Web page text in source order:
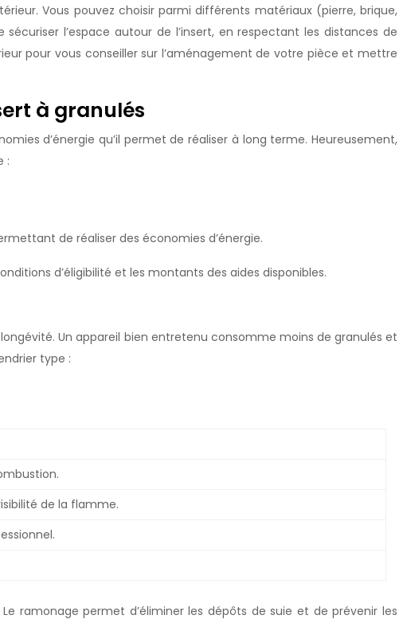
Vous pouvez choisir parmi différents matériaux (pierre, brique,
l’espace autour de l’insert, en respectant les distances de
pour vous conseiller sur l’aménagement de votre pièce et mettre
à granulés
d’énergie qu’il permet de réaliser à long terme. Heureusement,
:
de réaliser des économies d’énergie.
d’éligibilité et les montants des aides disponibles.
Un appareil bien entretenu consomme moins de granulés et
type :
de la flamme.
ramonage permet d’éliminer les dépôts de suie et de prévenir les